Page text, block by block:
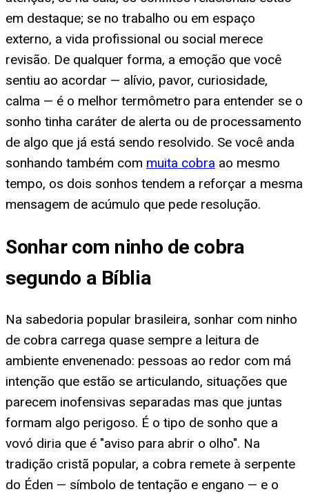
em destaque; se no trabalho ou em espaço
externo, a vida profissional ou social merece
revisão. De qualquer forma, a emoção que você
sentiu ao acordar — alívio, pavor, curiosidade,
calma — é o melhor termômetro para entender se o
sonho tinha caráter de alerta ou de processamento
de algo que já está sendo resolvido. Se você anda
sonhando também com muita cobra ao mesmo
tempo, os dois sonhos tendem a reforçar a mesma
mensagem de acúmulo que pede resolução.
Sonhar com ninho de cobra
segundo a Bíblia
Na sabedoria popular brasileira, sonhar com ninho
de cobra carrega quase sempre a leitura de
ambiente envenenado: pessoas ao redor com má
intenção que estão se articulando, situações que
parecem inofensivas separadas mas que juntas
formam algo perigoso. É o tipo de sonho que a
vovó diria que é "aviso para abrir o olho". Na
tradição cristã popular, a cobra remete à serpente
do Éden — símbolo de tentação e engano — e o